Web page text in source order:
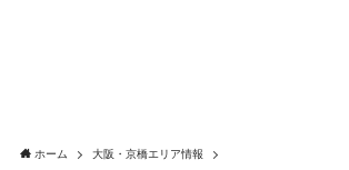
ホーム 大阪・京橋エリア情報